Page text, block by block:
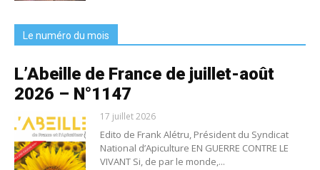
Le numéro du mois
L’Abeille de France de juillet-août
2026 – N°1147
17 juillet 2026
Edito de Frank Alétru, Président du Syndicat
National d’Apiculture EN GUERRE CONTRE LE
VIVANT Si, de par le monde,...